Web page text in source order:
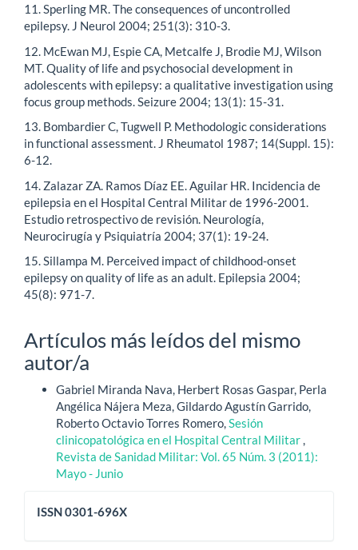
11. Sperling MR. The consequences of uncontrolled
epilepsy. J Neurol 2004; 251(3): 310-3.
12. McEwan MJ, Espie CA, Metcalfe J, Brodie MJ, Wilson
MT. Quality of life and psychosocial development in
adolescents with epilepsy: a qualitative investigation using
focus group methods. Seizure 2004; 13(1): 15-31.
13. Bombardier C, Tugwell P. Methodologic considerations
in functional assessment. J Rheumatol 1987; 14(Suppl. 15):
6-12.
14. Zalazar ZA. Ramos Díaz EE. Aguilar HR. Incidencia de
epilepsia en el Hospital Central Militar de 1996-2001.
Estudio retrospectivo de revisión. Neurología,
Neurocirugía y Psiquiatría 2004; 37(1): 19-24.
15. Sillampa M. Perceived impact of childhood-onset
epilepsy on quality of life as an adult. Epilepsia 2004;
45(8): 971-7.
Artículos más leídos del mismo
autor/a
Gabriel Miranda Nava, Herbert Rosas Gaspar, Perla
Angélica Nájera Meza, Gildardo Agustín Garrido,
Roberto Octavio Torres Romero,Sesión
clinicopatológica en el Hospital Central Militar,
Revista de Sanidad Militar: Vol. 65 Núm. 3 (2011):
Mayo - Junio
issn
ISSN 0301-696X